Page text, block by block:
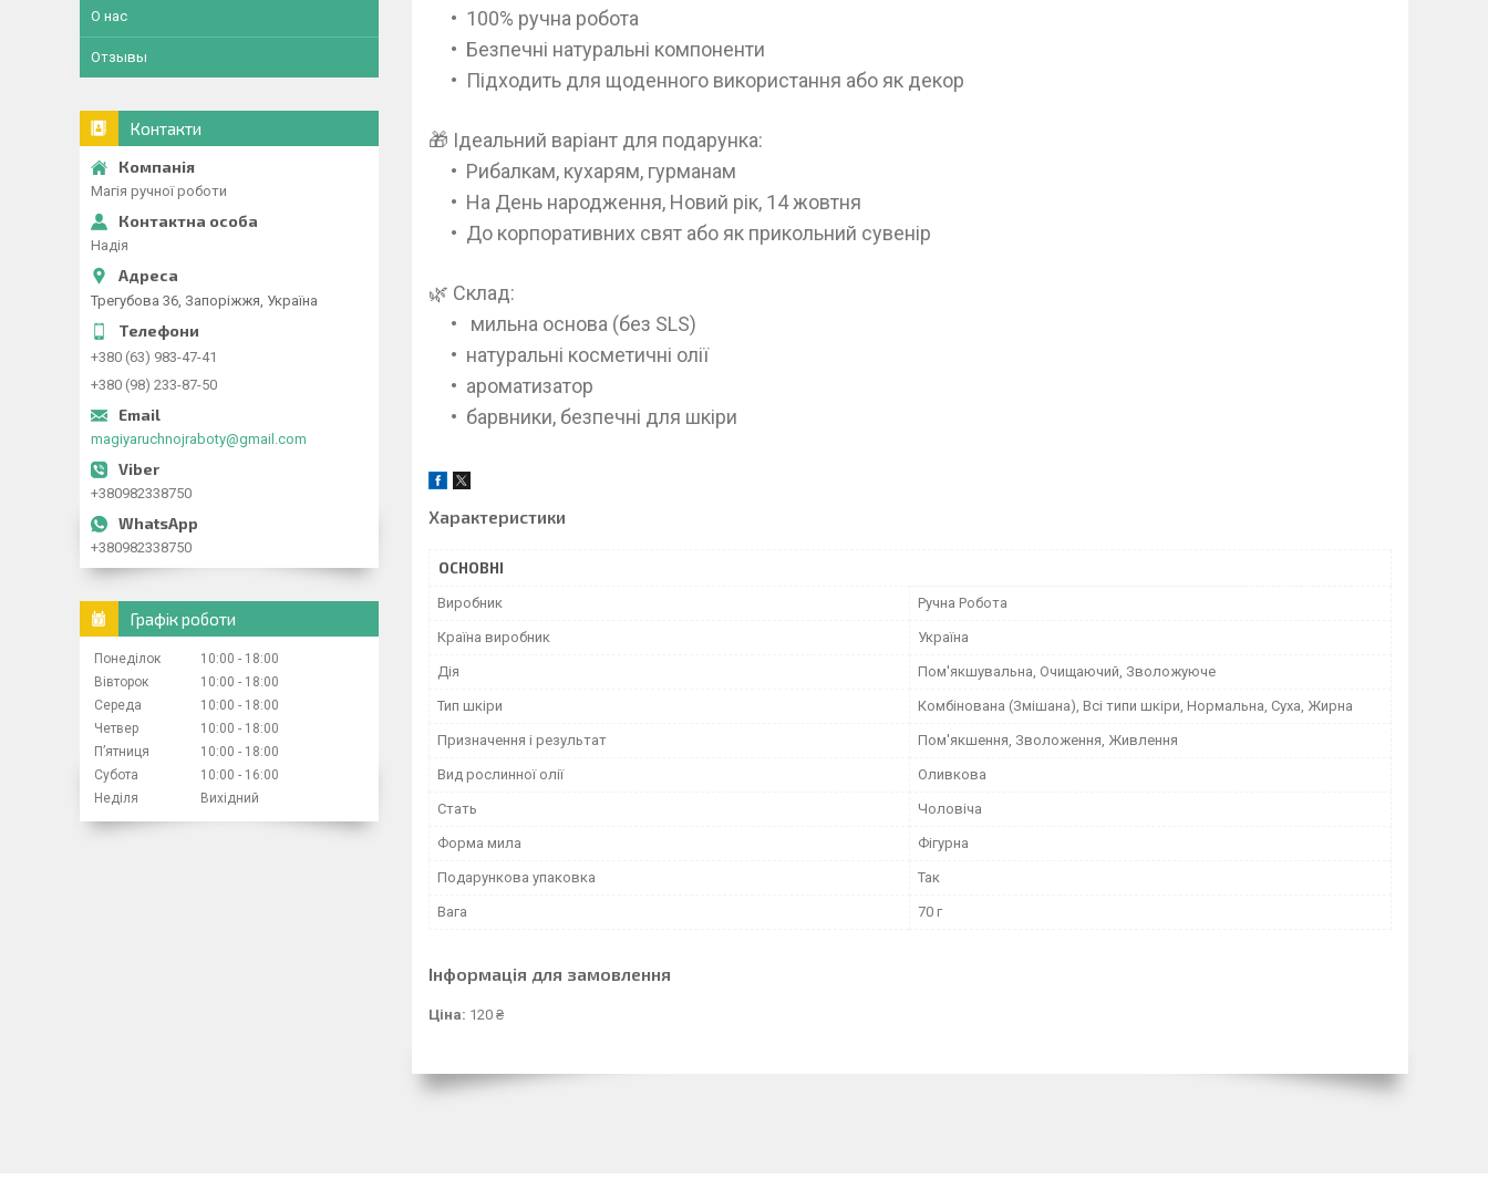
100% ручна робота
Безпечні натуральні компоненти
Підходить для щоденного використання або як декор
🎁 Ідеальний варіант для подарунка:
Рибалкам, кухарям, гурманам
На День народження, Новий рік, 14 жовтня
До корпоративних свят або як прикольний сувенір
🌿 Склад:
мильна основа (без SLS)
натуральні косметичні олії
ароматизатор
барвники, безпечні для шкіри
Характеристики
ОСНОВНІ
Виробник Ручна Робота
Країна виробник Україна
Дія Пом'якшувальна, Очищаючий, Зволожуюче
Тип шкіри Комбінована (Змішана), Всі типи шкіри, Нормальна, Суха, Жирна
Призначення і результат Пом'якшення, Зволоження, Живлення
Вид рослинної олії Оливкова
Стать Чоловіча
Форма мила Фігурна
Подарункова упаковка Так
Вага 70 г
Інформація для замовлення
Ціна: 120 ₴
О нас
Отзывы
Контакти
Магія ручної роботи
Надія
Трегубова 36, Запоріжжя, Україна
+380 (63) 983-47-41
+380 (98) 233-87-50
magiyaruchnojraboty@gmail.com
+380982338750
+380982338750
Графік роботи
Понеділок 10:00
18:00
Вівторок
10:00
18:00
Середа
10:00
18:00
Четвер
10:00
18:00
Пʼятниця
10:00
18:00
Субота
10:00
16:00
Неділя
Вихідний